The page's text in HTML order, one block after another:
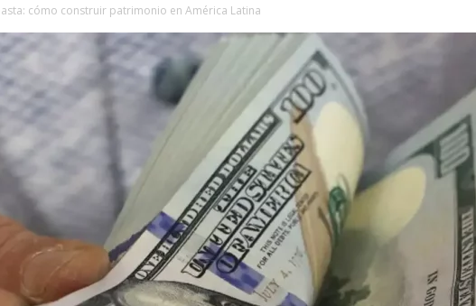
cómo construir patrimonio en América Latina